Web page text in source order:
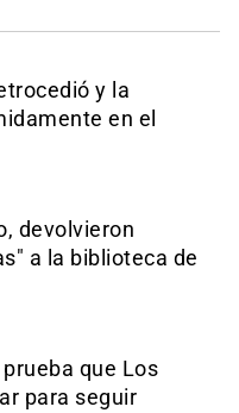
y la
en el
devolvieron
a la biblioteca de
que Los
para seguir